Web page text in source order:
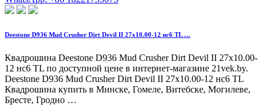
Deestone D936 Mud Crusher Dirt Devil II 27x10.00-12 нс6 TL …
Квадрошина Deestone D936 Mud Crusher Dirt Devil II 27x10.00-
12 нс6 TL по доступной цене в интернет-магазине 21vek.by.
Deestone D936 Mud Crusher Dirt Devil II 27x10.00-12 нс6 TL
Квадрошина купить в Минске, Гомеле, Витебске, Могилеве,
Бресте, Гродно …